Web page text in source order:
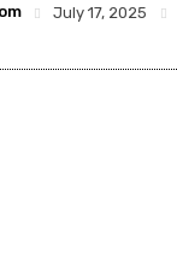
July 17, 2025